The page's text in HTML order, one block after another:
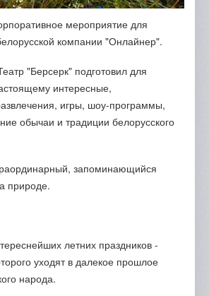
мероприятие для
компании "Онлайнер".
"Берсерк" подготовил для
интересные,
игры, шоу-программы,
обычаи и традиции белорусского
запоминающийся
природе.
летних праздников -
уходят в далекое прошлое
народа.